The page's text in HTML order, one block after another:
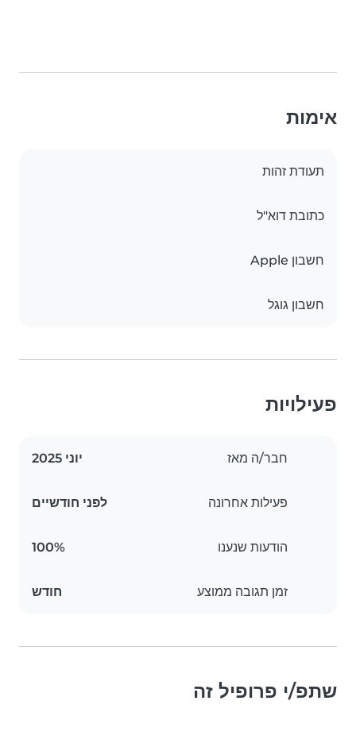
אימות
תעודת זהות
כתובת דוא"ל
חשבון Apple
חשבון גוגל
פעילויות
חבר/ה מאז יוני 2025
פעילות אחרונה לפני חודשיים
הודעות שנענו 100%
זמן תגובה ממוצע חודש
שתפ/י פרופיל זה